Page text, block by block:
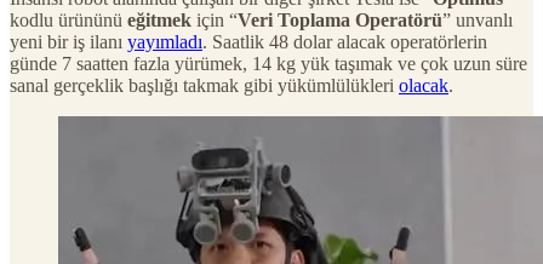
kodlu ürününü eğitmek için “Veri Toplama Operatörü” unvanlı
yeni bir iş ilanı yayımladı. Saatlik 48 dolar alacak operatörlerin
günde 7 saatten fazla yürümek, 14 kg yük taşımak ve çok uzun süre
sanal gerçeklik başlığı takmak gibi yükümlülükleri olacak.